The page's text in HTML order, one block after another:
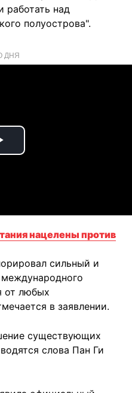
работать над
полуострова".
ДНЯ
нацелены против
сильный и
от любых
в заявлении.
существующих
слова Пан Ги